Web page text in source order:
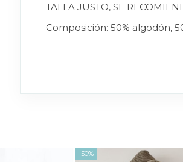
TALLA JUSTO, SE
Composición: 50% algodón,
-50%